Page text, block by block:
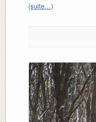
(suite…)